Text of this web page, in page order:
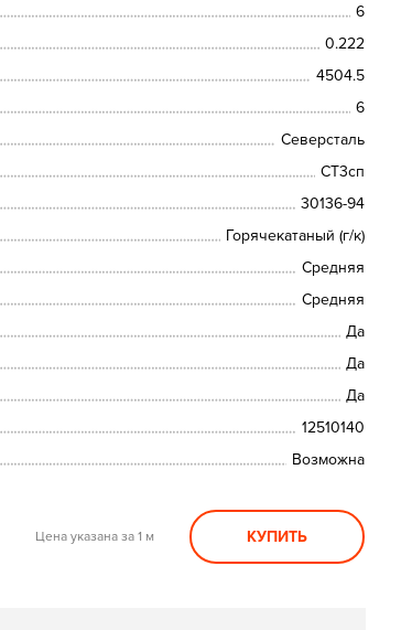
6
0.222
4504.5
6
Северсталь
СТ3сп
30136-94
Горячекатаный (г/к)
Средняя
Средняя
Да
Да
Да
12510140
Возможна
Цена указана за 1 м КУПИТЬ